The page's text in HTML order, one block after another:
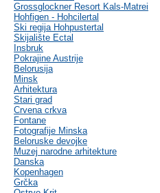
Grossglockner Resort Kals-Matrei
Hohfigen - Hohcilertal
Ski regija Hohpustertal
Skijalište Ectal
Insbruk
Pokrajine Austrije
Belorusija
Minsk
Arhitektura
Stari grad
Crvena crkva
Fontane
Fotografije Minska
Beloruske devojke
Muzej narodne arhitekture
Danska
Kopenhagen
Grčka